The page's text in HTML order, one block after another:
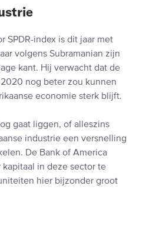
SPDR-index is dit jaar met
volgens Subramanian zijn
kant. Hij verwacht dat de
nog beter zou kunnen
economie sterk blijft.
gaat liggen, of alleszins
industrie een versnelling
De Bank of America
in deze sector te
hier bijzonder groot